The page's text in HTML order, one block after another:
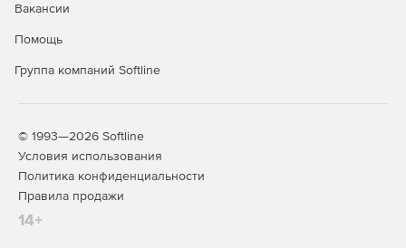
Вакансии
Помощь
Группа компаний Softline
© 1993—2026 Softline
Условия использования
Политика конфиденциальности
Правила продажи
14+